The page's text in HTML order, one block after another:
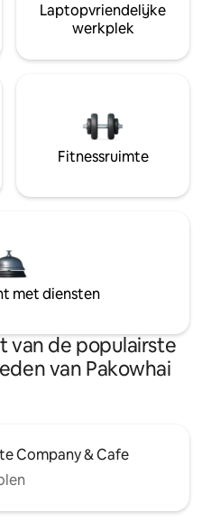
Laptopvriendelijke
werkplek
Fitnessruimte
met diensten
van de populairste
van Pakowhai
Company & Cafe